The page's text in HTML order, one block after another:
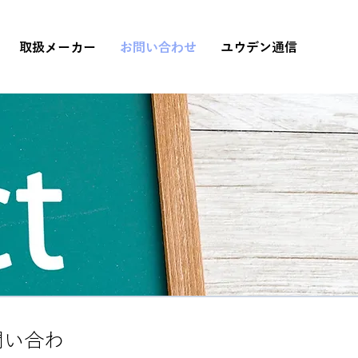
取扱メーカー お問い合わせ ユウデン通信
合わ